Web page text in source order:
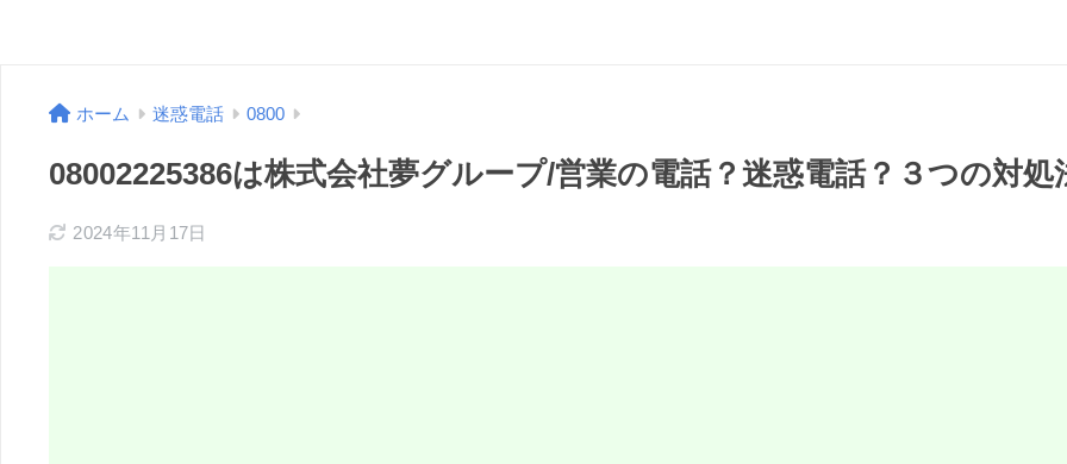
ホーム 迷惑電話 0800
08002225386は株式会社夢グループ/営業の電話？迷惑電話？３つの対処
2024年11月17日